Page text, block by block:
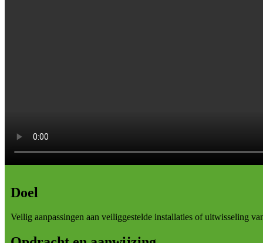
Doel
Veilig aanpassingen aan veiliggestelde installaties of uitwisseling